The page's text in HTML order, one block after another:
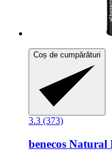
Coș de cumpărături
3.3 (373)
benecos Natural